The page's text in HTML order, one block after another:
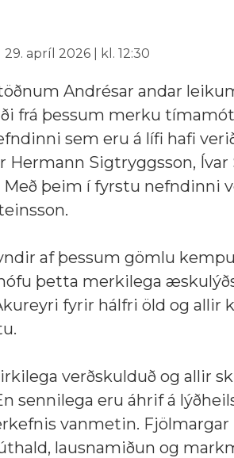
29. apríl 2026 | kl. 12:30
Andrésar andar
frá þessum merku
sem eru á lífi hafi
Sigtryggsson, Ívar
Með þeim í fyrstu nefndinni
af þessum gömlu
þetta merkilega
fyrir hálfri öld og allir
verðskulduð og allir
sennilega eru áhrif á
vanmetin. Fjölmargar
lausnamiðun og